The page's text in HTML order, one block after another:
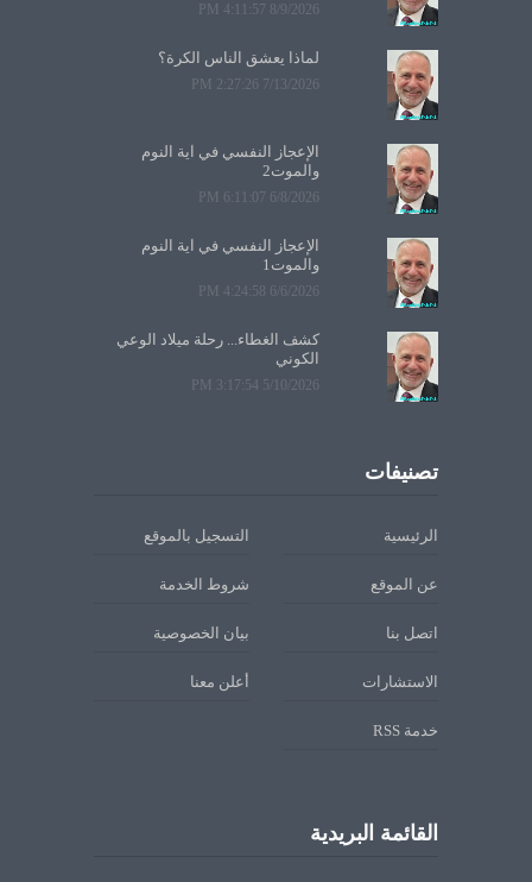
8/9/2026 4:11:57 PM
لماذا يعشق الناس الكرة؟
7/13/2026 2:27:26 PM
الإعجاز النفسي في آية النوم
والموت2
6/8/2026 6:11:07 PM
الإعجاز النفسي في آية النوم
والموت1
6/6/2026 4:24:58 PM
كشف الغطاء... رحلة ميلاد الوعي
الكوني
5/10/2026 3:17:54 PM
تصنيفات
الرئيسية التسجيل بالموقع
عن الموقع شروط الخدمة
اتصل بنا بيان الخصوصية
الاستشارات أعلن معنا
خدمة RSS
القائمة البريدية